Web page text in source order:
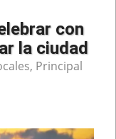
con
la ciudad
, Principal